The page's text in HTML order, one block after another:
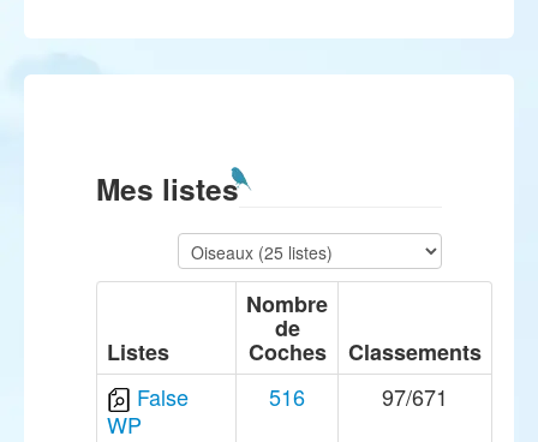
Mes listes
Listes
Nombre
de
Coches
Classements
False
WP
516 97/671